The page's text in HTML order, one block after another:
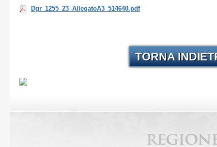
Dgr_1255_23_AllegatoA3_514640.pdf
TORNA